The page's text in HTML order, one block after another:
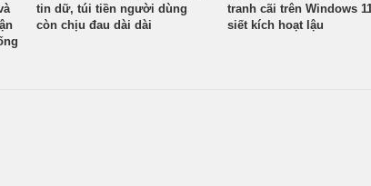
tin dữ, túi tiền người dùng
còn chịu đau dài dài
tranh cãi trên Windows
siết kích hoạt lậu